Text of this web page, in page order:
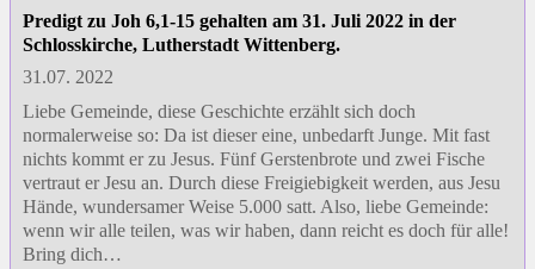
Predigt zu Joh 6,1-15 gehalten am 31. Juli 2022 in der
Schlosskirche, Lutherstadt Wittenberg.
31.07. 2022
Liebe Gemeinde, diese Geschichte erzählt sich doch
normalerweise so: Da ist dieser eine, unbedarft Junge. Mit fast
nichts kommt er zu Jesus. Fünf Gerstenbrote und zwei Fische
vertraut er Jesu an. Durch diese Freigiebigkeit werden, aus Jesu
Hände, wundersamer Weise 5.000 satt. Also, liebe Gemeinde:
wenn wir alle teilen, was wir haben, dann reicht es doch für alle!
Bring dich…